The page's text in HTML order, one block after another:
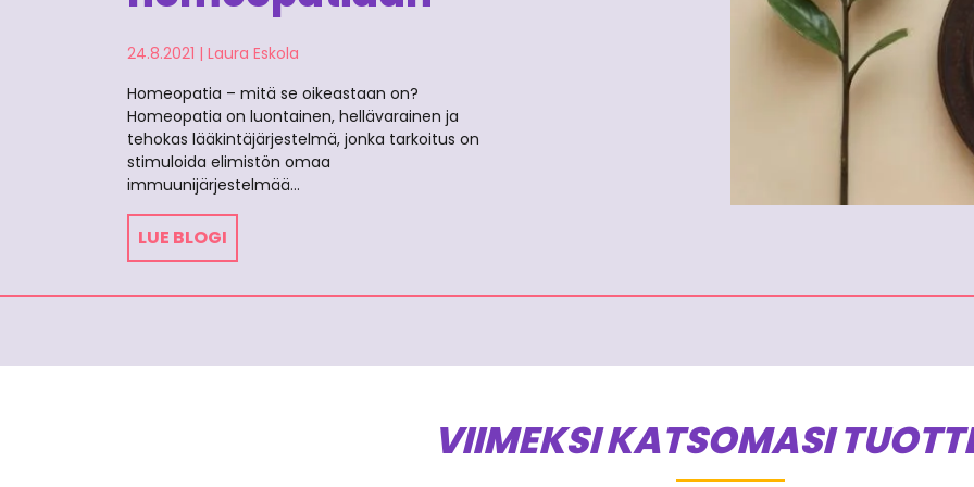
24.8.2021 | Laura Eskola
Homeopatia – mitä se oikeastaan on?
Homeopatia on luontainen, hellävarainen ja
tehokas lääkintäjärjestelmä, jonka tarkoitus on
stimuloida elimistön omaa
immuunijärjestelmää…
LUE BLOGI
VIIMEKSI KATSOMASI